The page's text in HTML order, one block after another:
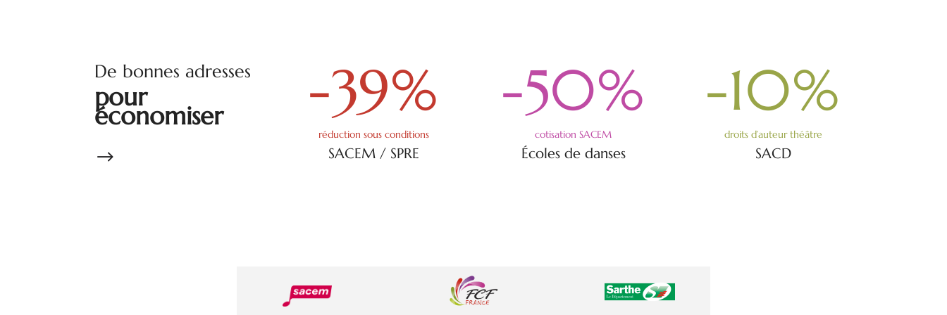
De bonnes adresses
pour
économiser
$
-39%
réduction sous conditions
SACEM / SPRE
-50%
cotisation SACEM
Écoles de danses
-10%
droits d’auteur théâtre
SACD